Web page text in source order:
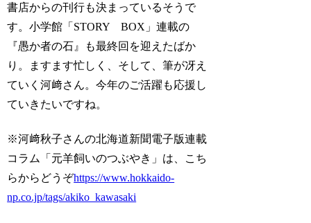
書店からの刊行も決まっているそうで
す。小学館「STORY BOX」連載の
『愚か者の石』も最終回を迎えたばか
り。ますます忙しく、そして、筆が冴え
ていく河﨑さん。今年のご活躍も応援し
ていきたいですね。
※河﨑秋子さんの北海道新聞電子版連載
コラム「元羊飼いのつぶやき」は、こち
らからどうぞhttps://www.hokkaido-
np.co.jp/tags/akiko_kawasaki